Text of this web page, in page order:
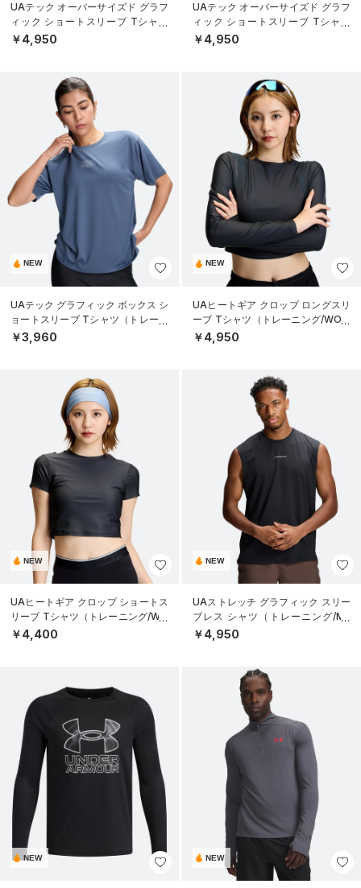
UAテック オーバーサイズド グラフ
ィック ショートスリーブ Tシャツ
（トレーニング/WOMEN）
￥4,950
UAテック オーバーサイズド グラフ
ィック ショートスリーブ Tシャツ
（トレーニング/WOMEN）
￥4,950
NEW
UAテック グラフィック ボックス シ
ョートスリーブ Tシャツ（トレーニ
ング/WOMEN）
￥3,960
NEW
UAヒートギア クロップ ロングスリ
ーブ Tシャツ（トレーニング/WOM
EN）
￥4,950
NEW
UAヒートギア クロップ ショートス
リーブ Tシャツ（トレーニング/WO
MEN）
￥4,400
NEW
UAストレッチ グラフィック スリー
ブレス シャツ（トレーニング/ME
N）
￥4,950
NEW NEW